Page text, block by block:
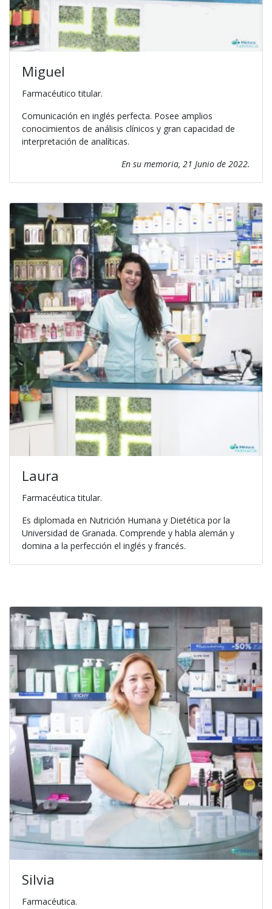
Miguel
Farmacéutico titular.
Comunicación en inglés perfecta. Posee amplios
conocimientos de análisis clínicos y gran capacidad de
interpretación de analíticas.
En su memoria, 21 Junio de 2022.
Laura
Farmacéutica titular.
Es diplomada en Nutrición Humana y Dietética por la
Universidad de Granada. Comprende y habla alemán y
domina a la perfección el inglés y francés.
Silvia
Farmacéutica.